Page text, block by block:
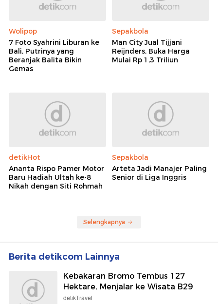
Wolipop
7 Foto Syahrini Liburan ke
Bali, Putrinya yang
Beranjak Balita Bikin
Gemas
Sepakbola
Man City Jual Tijjani
Reijnders, Buka Harga
Mulai Rp 1,3 Triliun
detikHot
Ananta Rispo Pamer Motor
Baru Hadiah Ultah ke-8
Nikah dengan Siti Rohmah
Sepakbola
Arteta Jadi Manajer Paling
Senior di Liga Inggris
Selengkapnya
Berita detikcom Lainnya
Kebakaran Bromo Tembus 127
Hektare, Menjalar ke Wisata B29
detikTravel